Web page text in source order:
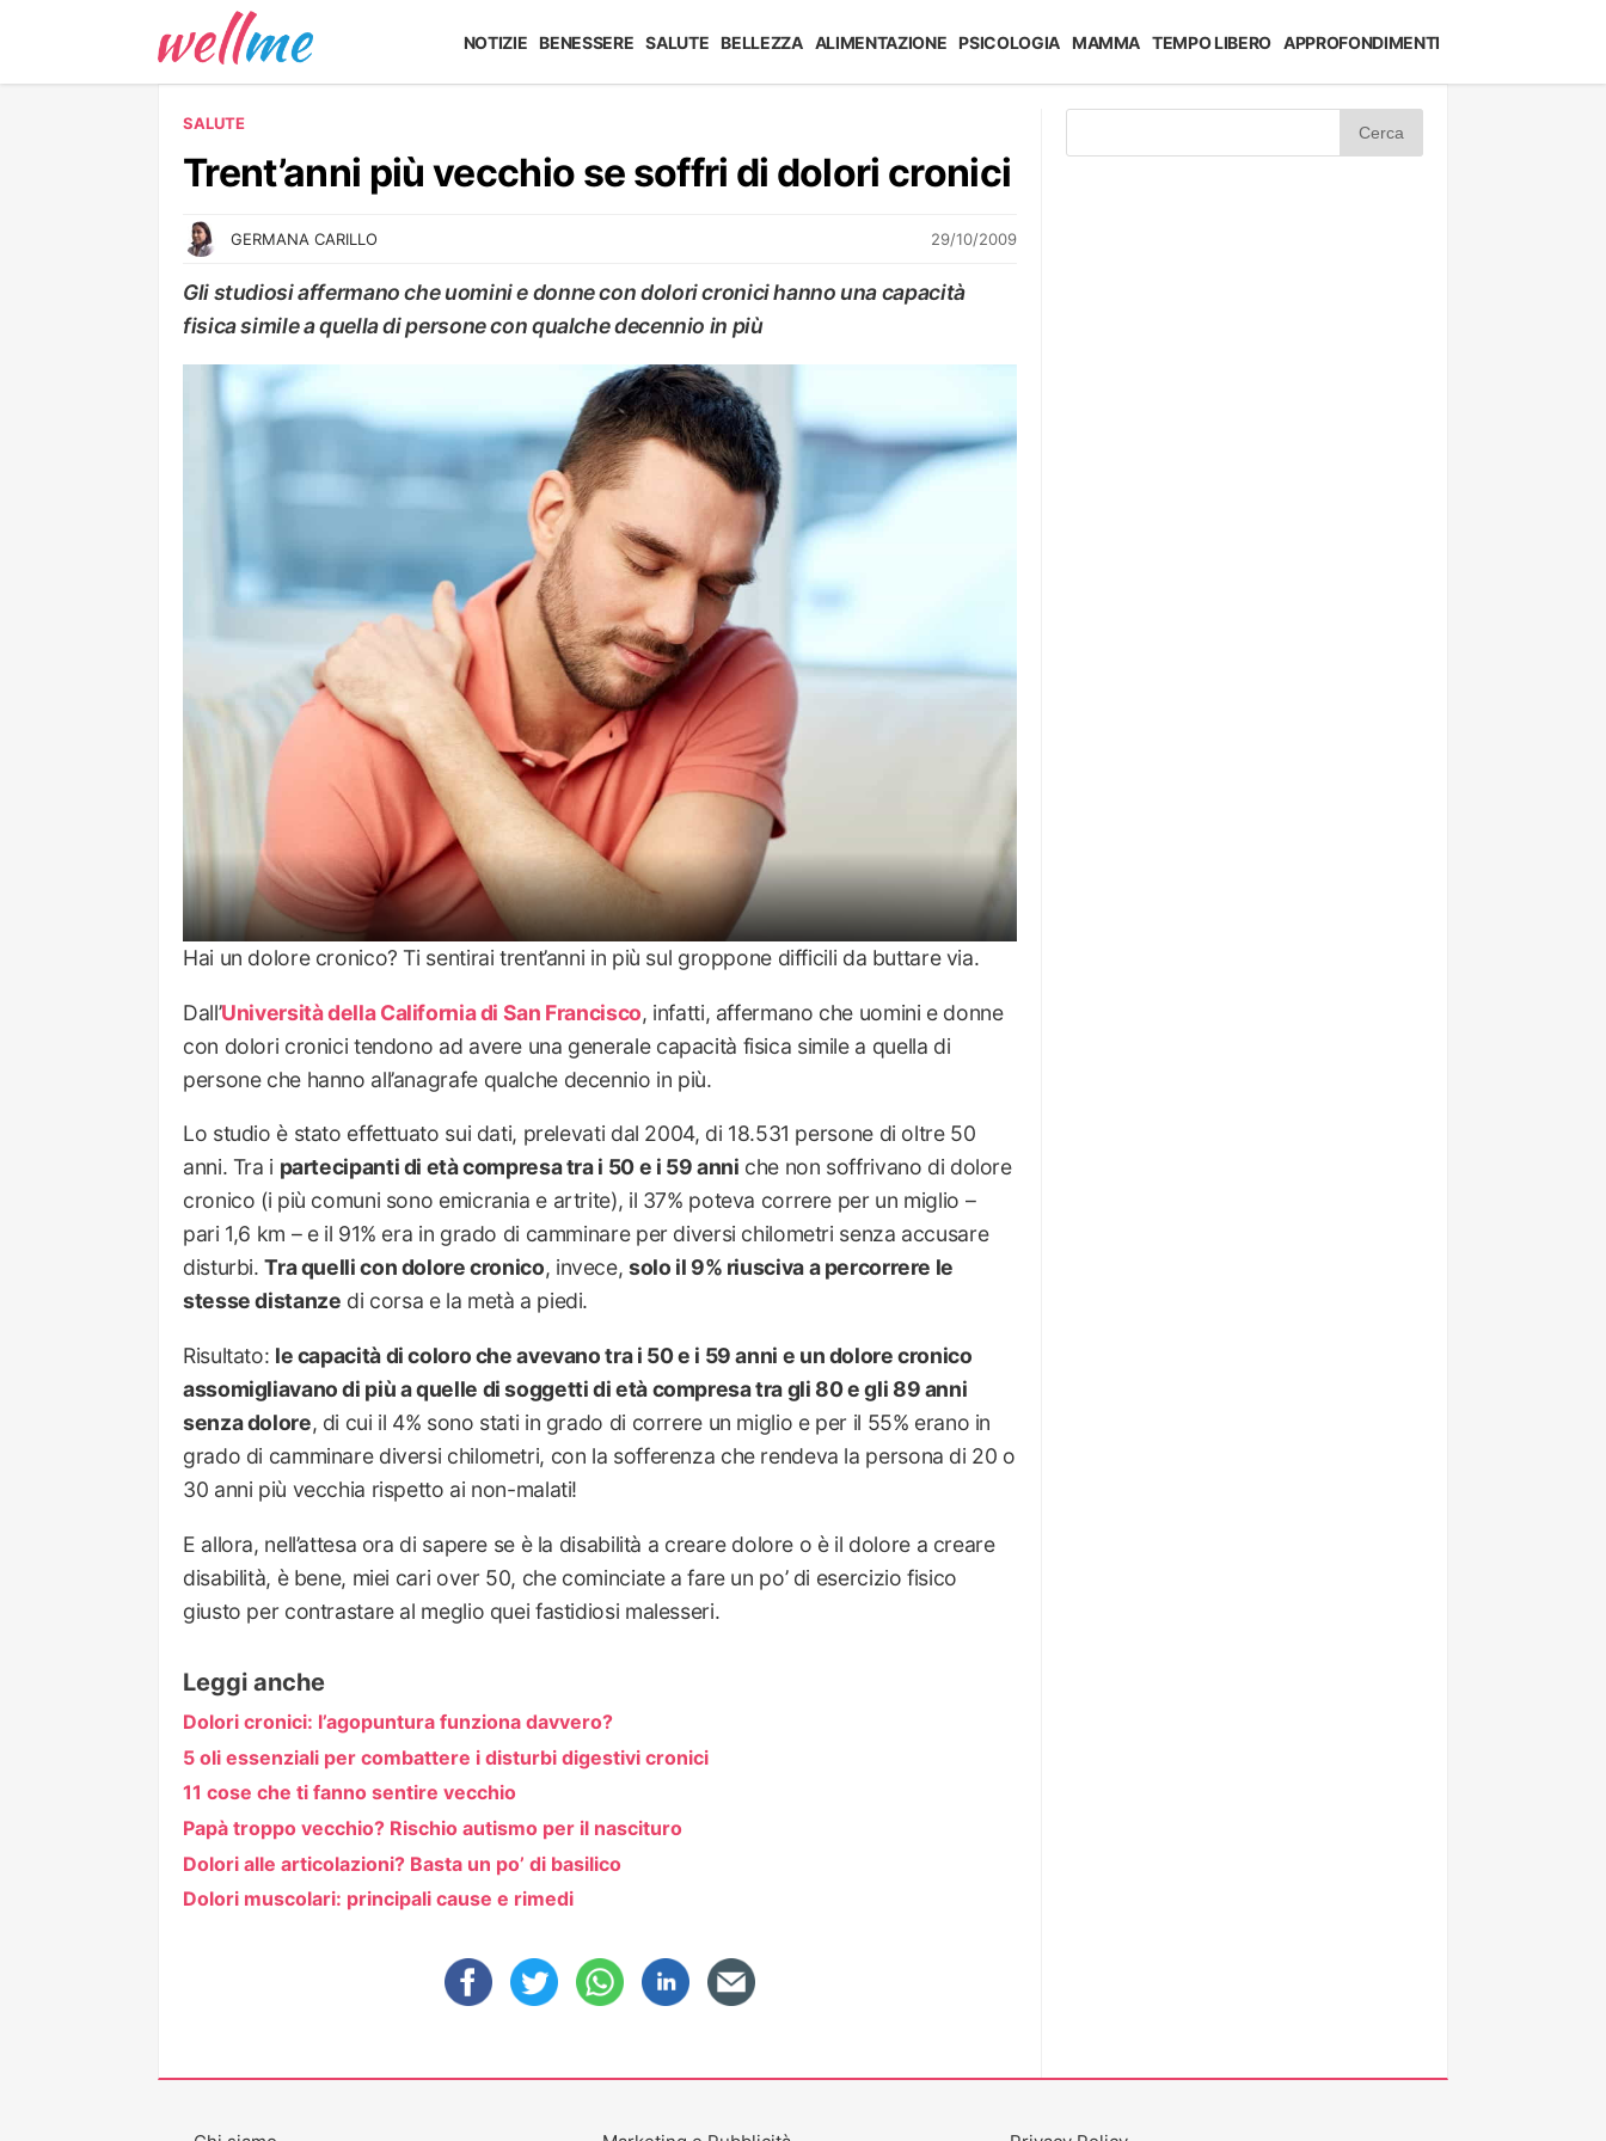
NOTIZIE BENESSERE SALUTE BELLEZZA ALIMENTAZIONE PSICOLOGIA MAMMA TEMPO LIBERO APPROFONDIMENTI
SALUTE
Trent’anni più vecchio se soffri di dolori cronici
GERMANA CARILLO 29/10/2009
Gli studiosi affermano che uomini e donne con dolori cronici hanno una capacità
fisica simile a quella di persone con qualche decennio in più
Hai un dolore cronico? Ti sentirai trent’anni in più sul groppone difficili da buttare via.
Dall’Università della California di San Francisco, infatti, affermano che uomini e donne
con dolori cronici tendono ad avere una generale capacità fisica simile a quella di
persone che hanno all’anagrafe qualche decennio in più.
Lo studio è stato effettuato sui dati, prelevati dal 2004, di 18.531 persone di oltre 50
anni. Tra i partecipanti di età compresa tra i 50 e i 59 anni che non soffrivano di dolore
cronico (i più comuni sono emicrania e artrite), il 37% poteva correre per un miglio –
pari 1,6 km – e il 91% era in grado di camminare per diversi chilometri senza accusare
disturbi.Tra quelli con dolore cronico, invece, solo il 9% riusciva a percorrere le
stesse distanze di corsa e la metà a piedi.
Risultato: le capacità di coloro che avevano tra i 50 e i 59 anni e un dolore cronico
assomigliavano di più a quelle di soggetti di età compresa tra gli 80 e gli 89 anni
senza dolore, di cui il 4% sono stati in grado di correre un miglio e per il 55% erano in
grado di camminare diversi chilometri, con la sofferenza che rendeva la persona di 20 o
30 anni più vecchia rispetto ai non-malati!
E allora, nell’attesa ora di sapere se è la disabilità a creare dolore o è il dolore a creare
disabilità, è bene, miei cari over 50, che cominciate a fare un po’ di esercizio fisico
giusto per contrastare al meglio quei fastidiosi malesseri.
Leggi anche
Dolori cronici: l’agopuntura funziona davvero?
5 oli essenziali per combattere i disturbi digestivi cronici
11 cose che ti fanno sentire vecchio
Papà troppo vecchio? Rischio autismo per il nascituro
Dolori alle articolazioni? Basta un po’ di basilico
Dolori muscolari: principali cause e rimedi